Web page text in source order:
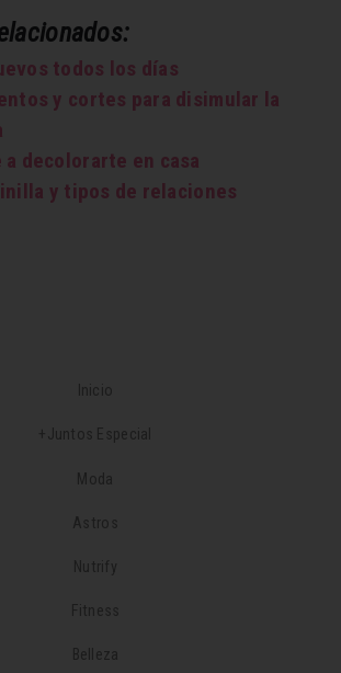
todos los días
y cortes para disimular la
a decolorarte en casa
y tipos de relaciones
Inicio
+Juntos Especial
Moda
Astros
Nutrify
Fitness
Belleza